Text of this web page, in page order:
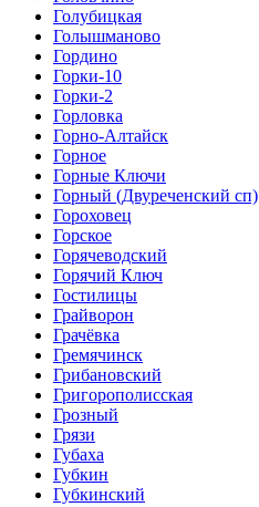
Голубицкая
Голышманово
Гордино
Горки-10
Горки-2
Горловка
Горно-Алтайск
Горное
Горные Ключи
Горный (Двуреченский сп)
Гороховец
Горское
Горячеводский
Горячий Ключ
Гостилицы
Грайворон
Грачёвка
Гремячинск
Грибановский
Григорополисская
Грозный
Грязи
Губаха
Губкин
Губкинский